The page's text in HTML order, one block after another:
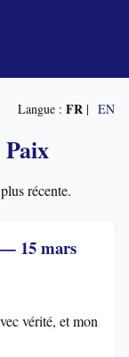
Langue : FR | EN
récente.
15 mars
vérité, et mon